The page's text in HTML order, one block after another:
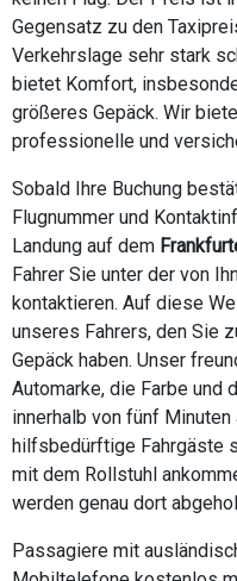
Gegensatz zu den
Verkehrslage sehr stark
bietet Komfort,
größeres Gepäck. Wir
professionelle und
Sobald Ihre Buchung
Flugnummer und
Landung auf dem
Fahrer Sie unter der von
kontaktieren. Auf diese
unseres Fahrers, den Sie
Gepäck haben. Unser
Automarke, die Farbe und
innerhalb von fünf Minuten
hilfsbedürftige Fahrgäste
mit dem Rollstuhl
werden genau dort
Passagiere mit